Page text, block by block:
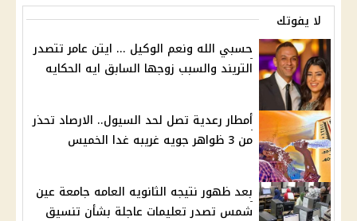
لا يفوتك
حسبي الله ونعم الوكيل ... ايتن عامر تتصدر
التريند والسبب زوجها السابق ايه الحكايه
أمطار رعدية تصل لحد السيول.. الارصاد تحذر
من 3 ظواهر جويه غريبه غدا الخميس
بعد ظهور نتيجه الثانويه العامه جامعة عين
شمس تصدر تعليمات عاجلة بشأن تنسيق